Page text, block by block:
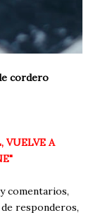
cordero
VUELVE A
comentarios,
responderos,